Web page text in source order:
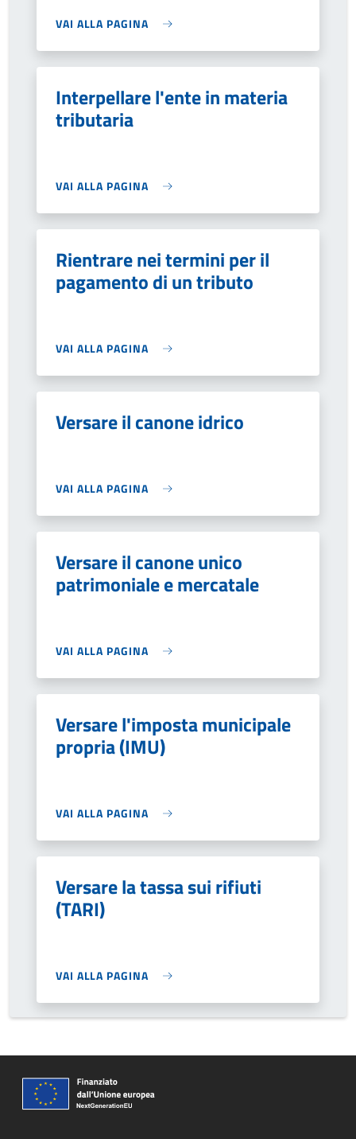
VAI ALLA PAGINA
Interpellare l'ente in materia
tributaria
VAI ALLA PAGINA
Rientrare nei termini per il
pagamento di un tributo
VAI ALLA PAGINA
Versare il canone idrico
VAI ALLA PAGINA
Versare il canone unico
patrimoniale e mercatale
VAI ALLA PAGINA
Versare l'imposta municipale
propria (IMU)
VAI ALLA PAGINA
Versare la tassa sui rifiuti
(TARI)
VAI ALLA PAGINA